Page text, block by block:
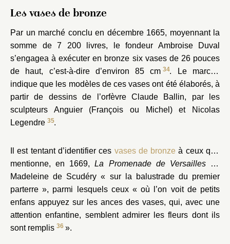
Les vases de bronze
Par un marché conclu en décembre 1665, moyennant la
somme de 7 200 livres, le fondeur Ambroise Duval
s’engagea à exécuter en bronze six vases de 26 pouces
de haut, c’est-à-dire d’environ 85 cm 34. Le marché
indique que les modèles de ces vases ont été élaborés, à
partir de dessins de l’orfèvre Claude Ballin, par les
sculpteurs Anguier (François ou Michel) et Nicolas
Legendre 35.
Il est tentant d’identifier ces vases de bronze à ceux que
mentionne, en 1669,La Promenade de Versaillesde
Madeleine de Scudéry « sur la balustrade du premier
parterre », parmi lesquels ceux « où l’on voit de petits
enfans appuyez sur les ances des vases, qui, avec une
attention enfantine, semblent admirer les fleurs dont ils
sont remplis 36».